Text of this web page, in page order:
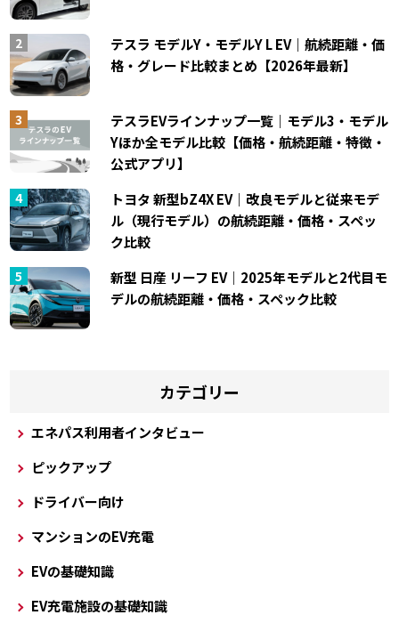
テスラ モデルY・モデルY L EV｜航続距離・価
格・グレード比較まとめ【2026年最新】
テスラEVラインナップ一覧｜モデル3・モデル
Yほか全モデル比較【価格・航続距離・特徴・
公式アプリ】
トヨタ 新型bZ4X EV｜改良モデルと従来モデ
ル（現行モデル）の航続距離・価格・スペッ
ク比較
新型 日産 リーフ EV｜2025年モデルと2代目モ
デルの航続距離・価格・スペック比較
カテゴリー
エネパス利用者インタビュー
ピックアップ
ドライバー向け
マンションのEV充電
EVの基礎知識
EV充電施設の基礎知識